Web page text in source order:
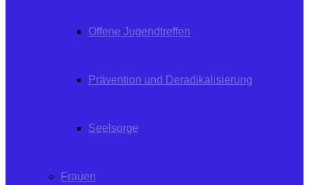
Offene Jugendtreffen
Prävention und Deradikalisierung
Seelsorge
Frauen